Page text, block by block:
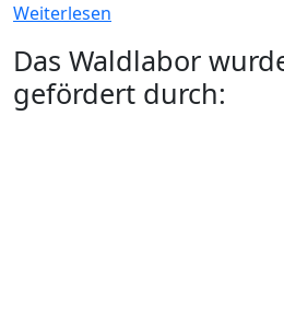
Weiterlesen
Das Waldlabor
gefördert durch: